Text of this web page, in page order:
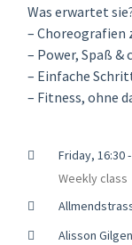
Was erwartet
– Choreografien
– Power, Spaß &
– Einfache
– Fitness, ohne
Friday, 16:30
Weekly class
Alisson Gilgen